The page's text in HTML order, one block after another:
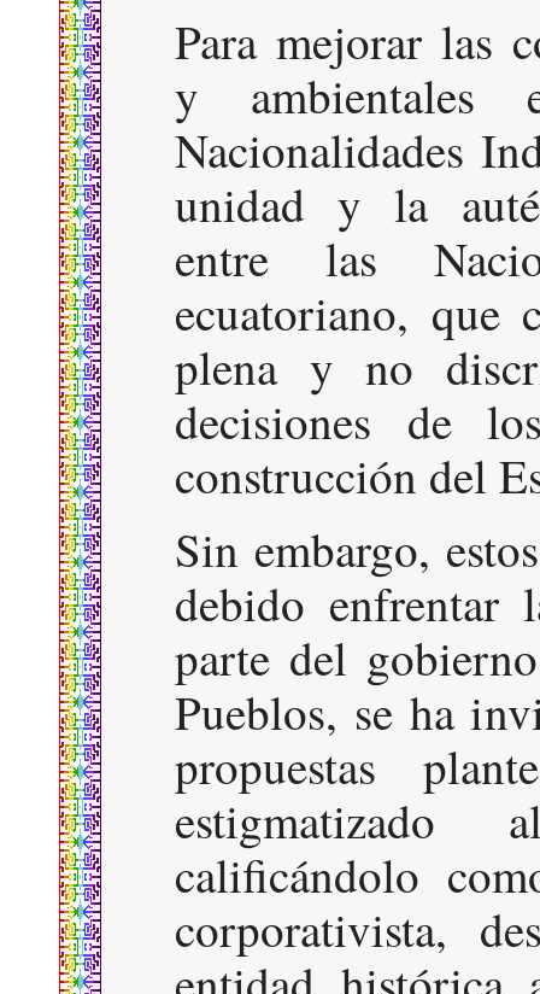
Para mejorar las
y
Nacionalidades
unidad y la
entre las
ecuatoriano, que
plena y no
decisiones de
construcción del
Sin embargo,
debido enfrentar
parte del
Pueblos, se ha
propuestas
estigmatizado
calificándolo
corporativista,